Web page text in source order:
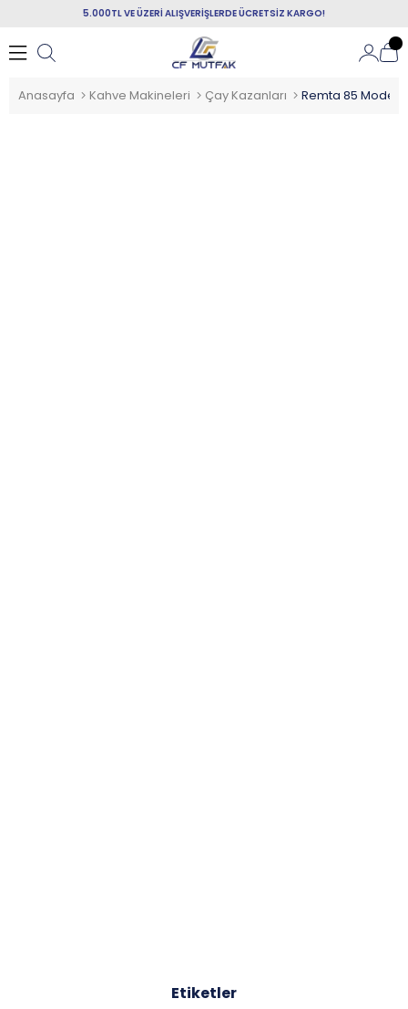
5.000TL VE ÜZERİ ALIŞVERİŞLERDE ÜCRETSİZ KARGO!
Anasayfa Kahve Makineleri Çay Kazanları
Etiketler